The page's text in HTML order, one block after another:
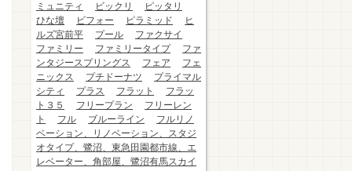
ミュニティ
ビックリ
ピッタリ
ひな壇
ビフォー ピラミッド
ヒ
ルズ宮前平
プール
ファクサイ
ファミリー
ファミリータイプ
ファ
ンタジースプリングス
フェア
フェ
ニックス
プチドーナツ
プライマル
シティ
プラス フラット
フラッ
ト３５
フリープラン
フリーレン
ト
フル ブルーライン
フルリノ
ベーション、リノベーション、スタジ
オタイプ、鷺沼、東急田園都市線、エ
レベーター、角部屋、鷺沼有馬スカイ